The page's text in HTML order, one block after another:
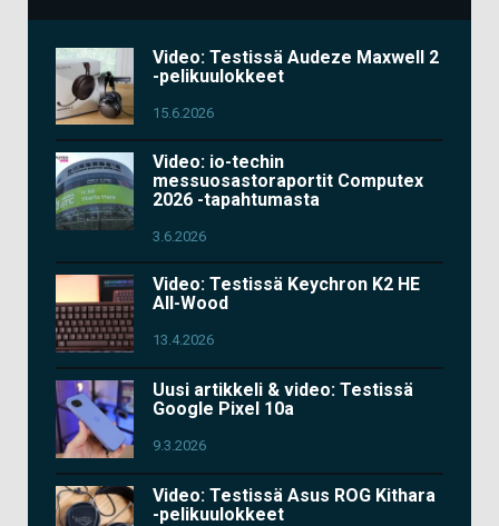
Video: Testissä Audeze Maxwell 2
-pelikuulokkeet
15.6.2026
Video: io-techin
messuosastoraportit Computex
2026 -tapahtumasta
3.6.2026
Video: Testissä Keychron K2 HE
All-Wood
13.4.2026
Uusi artikkeli & video: Testissä
Google Pixel 10a
9.3.2026
Video: Testissä Asus ROG Kithara
-pelikuulokkeet